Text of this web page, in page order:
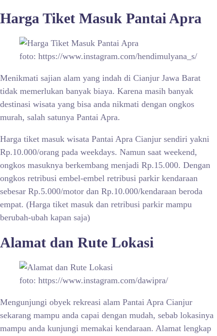
Harga Tiket Masuk Pantai Apra
foto: https://www.instagram.com/hendimulyana_s/
Menikmati sajian alam yang indah di Cianjur Jawa Barat
tidak memerlukan banyak biaya. Karena masih banyak
destinasi wisata yang bisa anda nikmati dengan ongkos
murah, salah satunya Pantai Apra.
Harga tiket masuk wisata Pantai Apra Cianjur sendiri yakni
Rp.10.000/orang pada weekdays. Namun saat weekend,
ongkos masuknya berkembang menjadi Rp.15.000. Dengan
ongkos retribusi embel-embel retribusi parkir kendaraan
sebesar Rp.5.000/motor dan Rp.10.000/kendaraan beroda
empat. (Harga tiket masuk dan retribusi parkir mampu
berubah-ubah kapan saja)
Alamat dan Rute Lokasi
foto: https://www.instagram.com/dawipra/
Mengunjungi obyek rekreasi alam Pantai Apra Cianjur
sekarang mampu anda capai dengan mudah, sebab lokasinya
mampu anda kunjungi memakai kendaraan. Alamat lengkap